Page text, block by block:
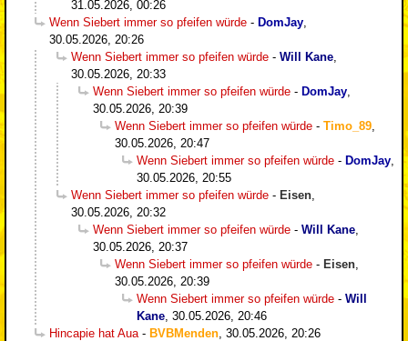
31.05.2026, 00:26
Wenn Siebert immer so pfeifen würde - DomJay
30.05.2026, 20:26
Wenn Siebert immer so pfeifen würde - Will Kane
30.05.2026, 20:33
Wenn Siebert immer so pfeifen würde - DomJay
30.05.2026, 20:39
Wenn Siebert immer so pfeifen würde - Timo_89
30.05.2026, 20:47
Wenn Siebert immer so pfeifen würde - DomJay
30.05.2026, 20:55
Wenn Siebert immer so pfeifen würde - Eisen
30.05.2026, 20:32
Wenn Siebert immer so pfeifen würde - Will Kane
30.05.2026, 20:37
Wenn Siebert immer so pfeifen würde - Eisen
30.05.2026, 20:39
Wenn Siebert immer so pfeifen würde - Will
Kane 30.05.2026, 20:46
Hincapie hat Aua - BVBMenden 30.05.2026, 20:26